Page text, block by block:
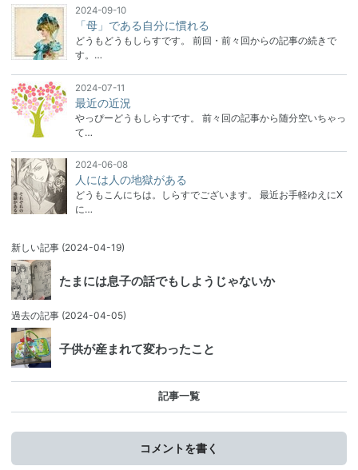
2024-09-10
「母」である自分に慣れる
どうもどうもしらすです。 前回・前々回からの記事の続きで
す。…
2024-07-11
最近の近況
やっぴーどうもしらすです。 前々回の記事から随分空いちゃっ
て…
2024-06-08
人には人の地獄がある
どうもこんにちは。しらすでございます。 最近お手軽ゆえにX
に…
新しい記事 (2024-04-19)
たまには息子の話でもしようじゃないか
過去の記事 (2024-04-05)
子供が産まれて変わったこと
記事一覧
コメントを書く